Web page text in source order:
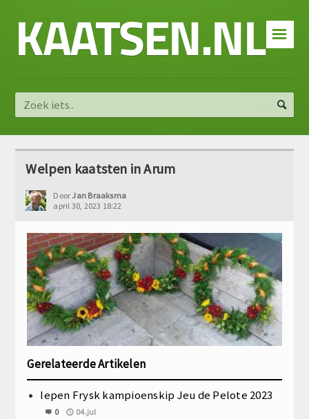
☰
KAATSEN.NL
Welpen kaatsten in Arum
DoorJan Braaksma
april 30, 2023 18:22
Gerelateerde Artikelen
Iepen Frysk kampioenskip Jeu de Pelote 2023
0 04.jul